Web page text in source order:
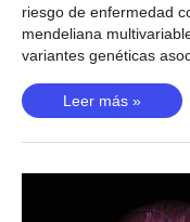
riesgo de enfermedad
mendeliana
variantes genéticas
Nivel
de
colesterol
Leer más »